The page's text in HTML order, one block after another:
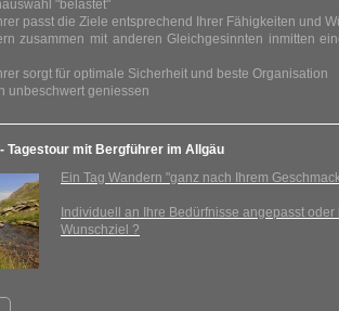
"belastet"
passt die Ziele entsprechend Ihrer Fähigkeiten und
zusammen mit anderen Gleichgesinnten inmitten
sorgt für optimale Sicherheit und beste Organisation
unbeschwert geniessen
Tagestour mit Bergführer im Allgäu
Ein Tag Wandern "ganz nach Ihrem
Individuell an Ihre Bedürfnisse angepasst
Wunschziel ?